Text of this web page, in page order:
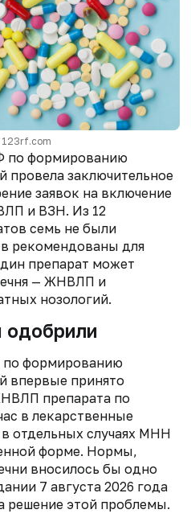
по формированию
провела заключительное
заявок на включение
и ВЗН. Из 12
семь не были
рекомендованы для
препарат может
— ЖНВЛП и
нозологий.
одобрили
по формированию
впервые принято
препарата по
в лекарственные
отдельных случаях МНН
форме. Нормы,
вносилось бы одно
7 августа 2026 года
решение этой проблемы.